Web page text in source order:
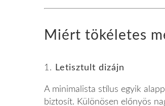
Miért tökéletes
1. Letisztult dizájn
A minimalista stílus egyik
biztosít. Különösen előnyös